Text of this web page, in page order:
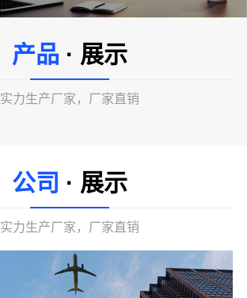
产品 · 展示
实力生产厂家，厂家直销
公司 · 展示
实力生产厂家，厂家直销